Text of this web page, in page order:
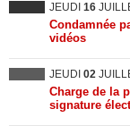
JEUDI 16
Condamnée
vidéos
JEUDI 02
Charge de la
signature